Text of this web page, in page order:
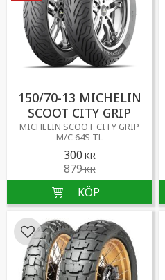
150/70-13 MICHELIN
SCOOT CITY GRIP
MICHELIN SCOOT CITY GRIP
M/C 64S TL
300 KR
879KR
Lägg till i favoriter